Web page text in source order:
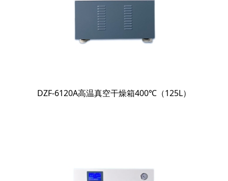
DZF-6120A高温真空干燥箱400℃（125L）